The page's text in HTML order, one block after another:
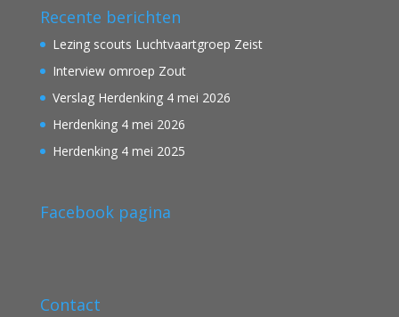
Recente berichten
Lezing scouts Luchtvaartgroep Zeist
Interview omroep Zout
Verslag Herdenking 4 mei 2026
Herdenking 4 mei 2026
Herdenking 4 mei 2025
Facebook pagina
Contact